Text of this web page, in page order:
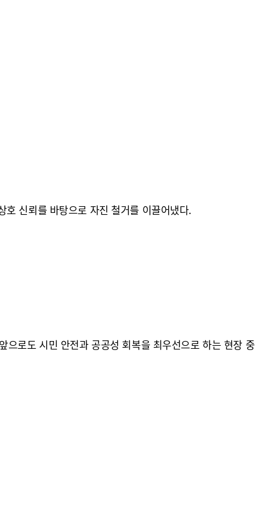
신뢰를 바탕으로 자진 철거를 이끌어냈다.
으로도 시민 안전과 공공성 회복을 최우선으로 하는 현장 중